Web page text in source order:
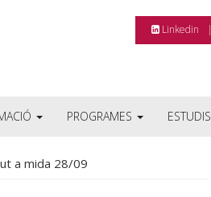
Linkedin
PROGRAMES ESTUDIS
a mida 28/09